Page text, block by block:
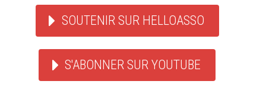
SOUTENIR SUR HELLOASSO
S'ABONNER SUR YOUTUBE